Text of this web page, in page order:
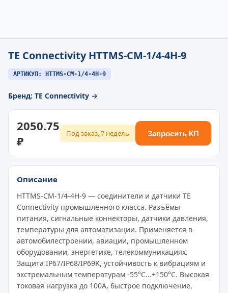
TE Connectivity HTTMS-CM-1/4-4H-9
АРТИКУЛ: HTTMS-CM-1/4-4H-9
Бренд: TE Connectivity →
2050.75
₽
Под заказ, 7 недель Запросить КП
Описание
HTTMS-CM-1/4-4H-9 — соединители и датчики TE
Connectivity промышленного класса. Разъёмы
питания, сигнальные коннекторы, датчики давления,
температуры для автоматизации. Применяется в
автомобилестроении, авиации, промышленном
оборудовании, энергетике, телекоммуникациях.
Защита IP67/IP68/IP69K, устойчивость к вибрациям и
экстремальным температурам -55°C...+150°C. Высокая
токовая нагрузка до 100A, быстрое подключение,